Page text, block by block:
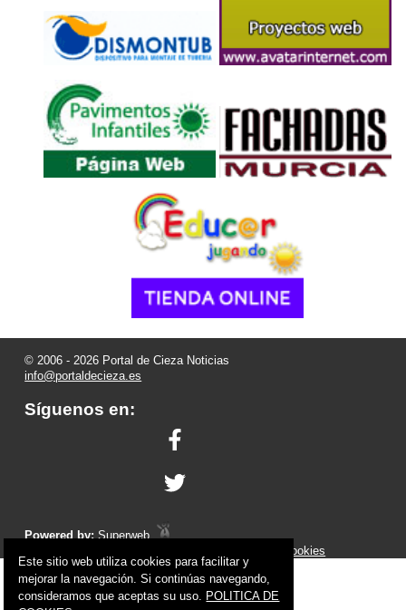
© 2006 - 2026 Portal de Cieza Noticias
info@portaldecieza.es
Síguenos en:
Powered by:Superweb
Política de Cookies
Este sitio web utiliza cookies para facilitar y
mejorar la navegación. Si continúas navegando,
consideramos que aceptas su uso. POLITICA DE